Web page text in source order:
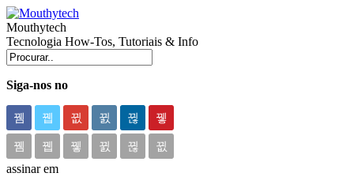
Mouthytech
Tecnologia How-Tos, Tutoriais & Info
Siga-nos no
assinar em